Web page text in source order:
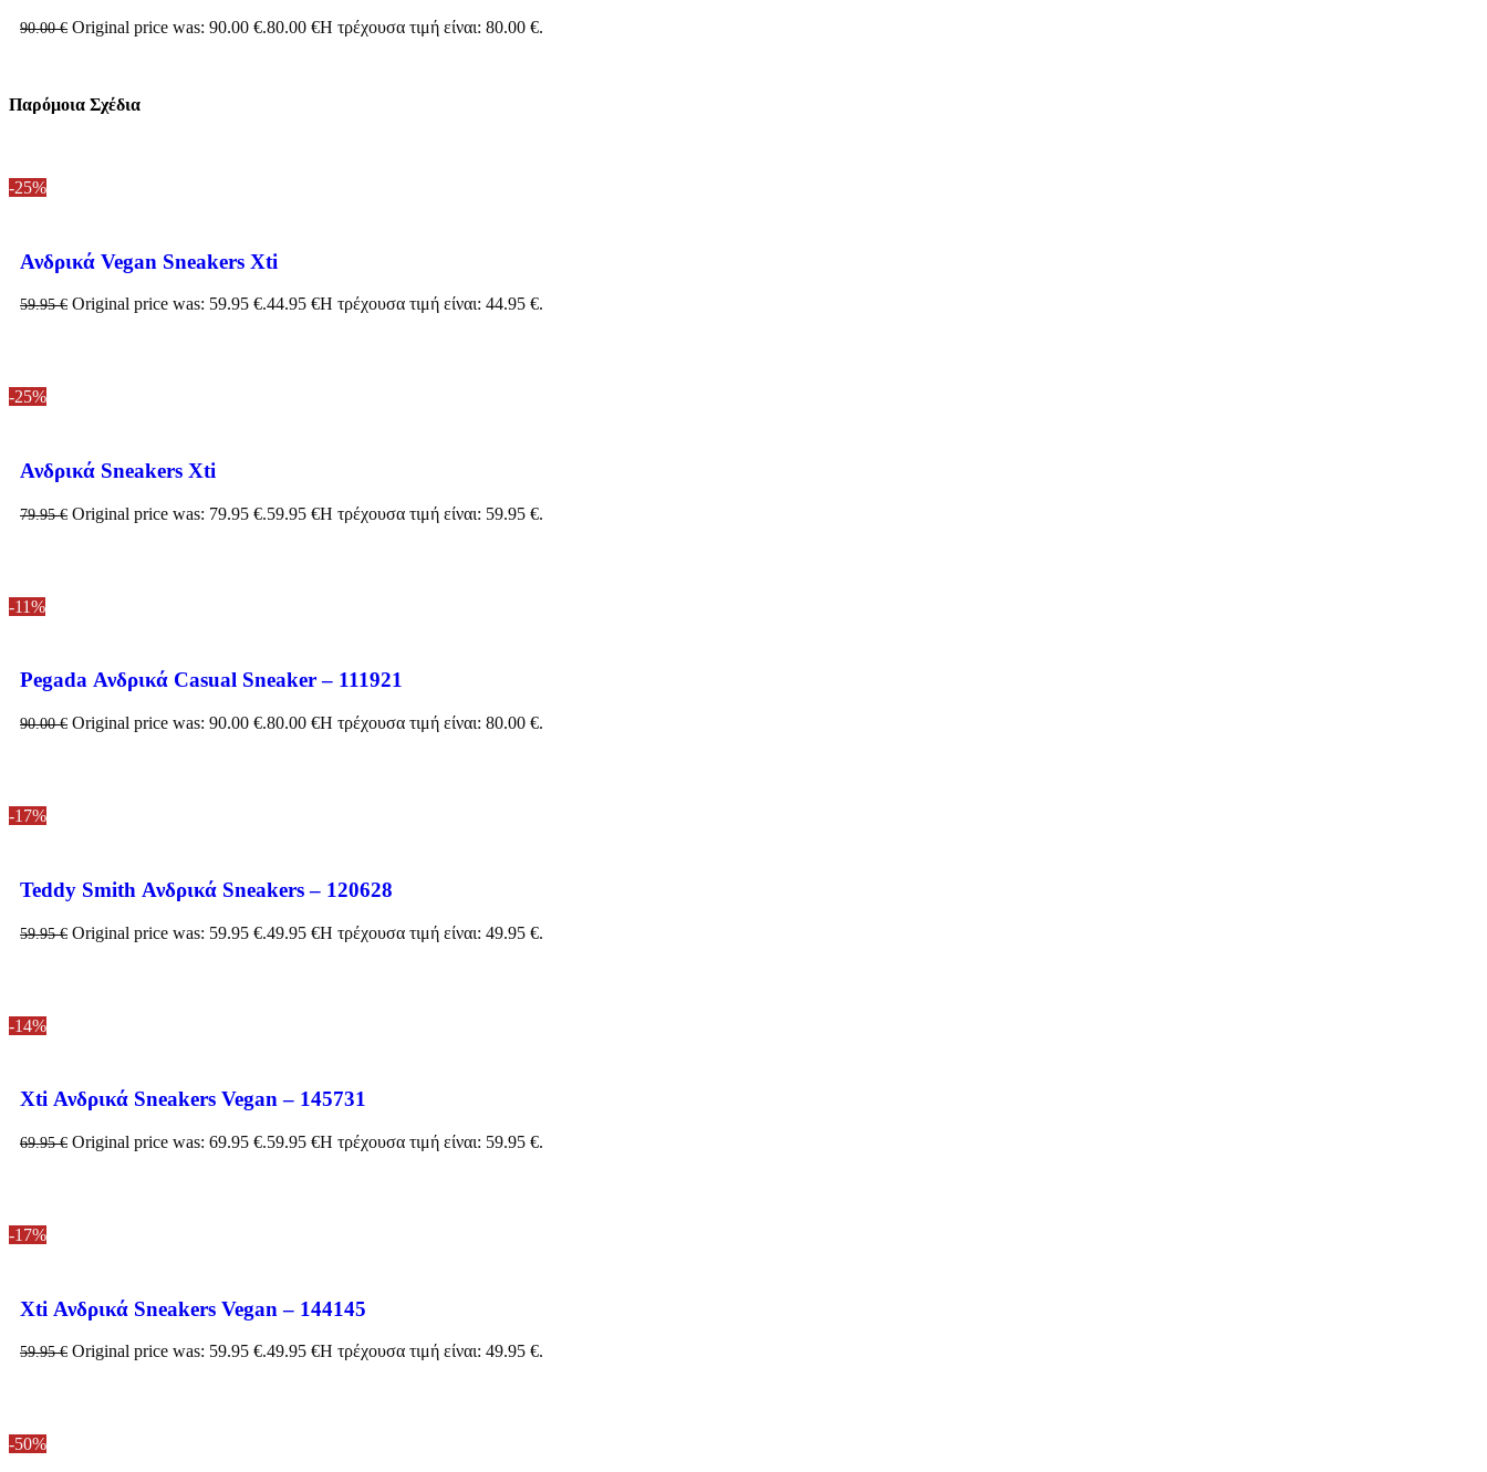
90.00€ Original price was: 90.00 €.80.00 €Η τρέχουσα τιμή είναι: 80.00 €.
Παρόμοια Σχέδια
-25%
Ανδρικά Vegan Sneakers Xti
59.95€ Original price was: 59.95 €.44.95 €Η τρέχουσα τιμή είναι: 44.95 €.
-25%
Ανδρικά Sneakers Xti
79.95€ Original price was: 79.95 €.59.95 €Η τρέχουσα τιμή είναι: 59.95 €.
-11%
Pegada Ανδρικά Casual Sneaker – 111921
90.00€ Original price was: 90.00 €.80.00 €Η τρέχουσα τιμή είναι: 80.00 €.
-17%
Teddy Smith Ανδρικά Sneakers – 120628
59.95€ Original price was: 59.95 €.49.95 €Η τρέχουσα τιμή είναι: 49.95 €.
-14%
Xti Ανδρικά Sneakers Vegan – 145731
69.95€ Original price was: 69.95 €.59.95 €Η τρέχουσα τιμή είναι: 59.95 €.
-17%
Xti Ανδρικά Sneakers Vegan – 144145
59.95€ Original price was: 59.95 €.49.95 €Η τρέχουσα τιμή είναι: 49.95 €.
-50%